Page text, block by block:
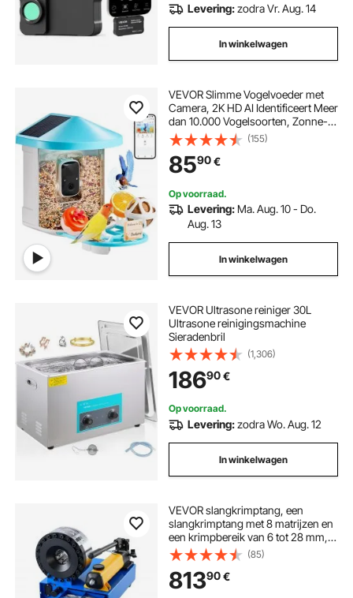
Levering:zodra Vr. Aug. 14
In winkelwagen
VEVOR Slimme Vogelvoeder met
Camera, 2K HD AI Identificeert Meer
dan 10.000 Vogelsoorten, Zonne-
energie Aangedreven
Vogelobservatiecamera met
Automatische Opname en Directe
Melding, Draadloos Buitencadeau
voor Vogelliefhebbers (3
Zonnepanelen)
(155)
8590€
Op voorraad.
Levering: Ma. Aug. 10 - Do.
Aug. 13
In winkelwagen
VEVOR Ultrasone reiniger 30L
Ultrasone reinigingsmachine
Sieradenbril
(1,306)
18690€
Op voorraad.
Levering:zodra Wo. Aug. 12
In winkelwagen
VEVOR slangkrimptang, een
slangkrimptang met 8 matrijzen en
een krimpbereik van 6 tot 28 mm,
voor lagedruk- en hogedruk-
olieleidingen,
gas-/water-/airconditioningslangen
en kabelaansluitingen.
(85)
81390€